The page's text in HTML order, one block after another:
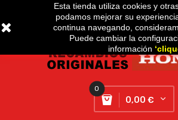
Setting expand_more
0
0,00 €
Esta tienda utiliza cookies y
podamos mejorar su
continua navegando,
Puede cambiar la
información ‘